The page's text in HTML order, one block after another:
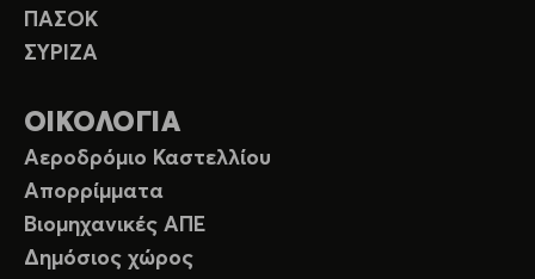
ΠΑΣΟΚ
ΣΥΡΙΖΑ
ΟΙΚΟΛΟΓΙΑ
Αεροδρόμιο Καστελλίου
Απορρίμματα
Βιομηχανικές ΑΠΕ
Δημόσιος χώρος